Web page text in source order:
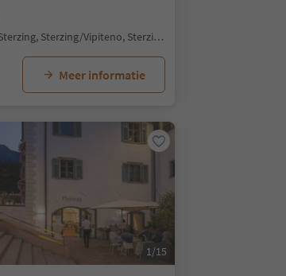
Vipiteno/Sterzing, Sterzing/Vipiteno, Sterzing/Vipiteno and environs
Meer informatie
1/15